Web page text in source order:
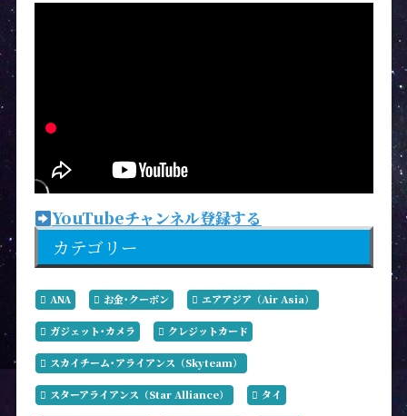
YouTubeチャンネル登録する
カテゴリー
ANA お金･クーポン エアアジア（Air Asia）
ガジェット･カメラ クレジットカード
スカイチーム･アライアンス（Skyteam）
スターアライアンス（Star Alliance） タイ